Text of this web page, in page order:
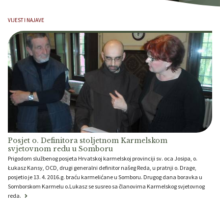
VIJEST I NAJAVE
Posjet o. Definitora stoljetnom Karmelskom
svjetovnom redu u Somboru
Prigodom službenog posjeta Hrvatskoj karmelskoj provinciji sv. oca Josipa, o.
Łukasz Kansy, OCD, drugi generalni definitor našeg Reda, u pratnji o. Drage,
posjetio je 13. 4. 2016.g. braću karmelićane u Somboru. Drugog dana boravka u
Somborskom Karmelu o.Lukasz se susreo sa članovima Karmelskog svjetovnog
reda.